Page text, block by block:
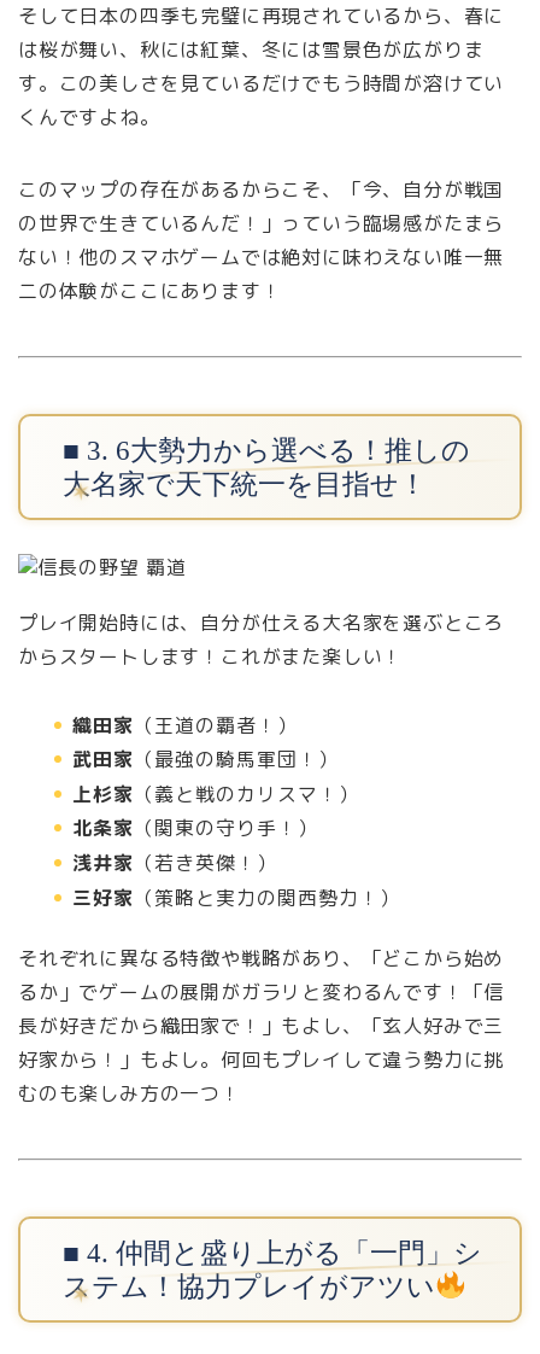
そして日本の四季も完璧に再現されているから、春に
は桜が舞い、秋には紅葉、冬には雪景色が広がりま
す。この美しさを見ているだけでもう時間が溶けてい
くんですよね。
このマップの存在があるからこそ、「今、自分が戦国
の世界で生きているんだ！」っていう臨場感がたまら
ない！他のスマホゲームでは絶対に味わえない唯一無
二の体験がここにあります！
■ 3. 6大勢力から選べる！推しの
大名家で天下統一を目指せ！
プレイ開始時には、自分が仕える大名家を選ぶところ
からスタートします！これがまた楽しい！
織田家 （王道の覇者！）
武田家 （最強の騎馬軍団！）
上杉家 （義と戦のカリスマ！）
北条家 （関東の守り手！）
浅井家 （若き英傑！）
三好家 （策略と実力の関西勢力！）
それぞれに異なる特徴や戦略があり、「どこから始め
るか」でゲームの展開がガラリと変わるんです！「信
長が好きだから織田家で！」もよし、「玄人好みで三
好家から！」もよし。何回もプレイして違う勢力に挑
むのも楽しみ方の一つ！
■ 4. 仲間と盛り上がる「一門」シ
ステム！協力プレイがアツい